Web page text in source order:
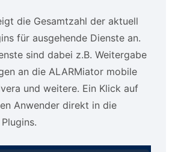
die Gesamtzahl der aktuell
für ausgehende Dienste an.
sind dabei z.B. Weitergabe
an die ALARMiator mobile
und weitere. Ein Klick auf
Anwender direkt in die